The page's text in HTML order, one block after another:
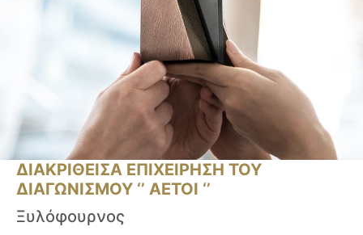
ΔΙΑΚΡΙΘΕΙΣΑ ΕΠΙΧΕΙΡΗΣΗ ΤΟΥ
ΔΙΑΓΩΝΙΣΜΟΥ ‘’ ΑΕΤΟΙ ‘’
Ξυλόφουρνος